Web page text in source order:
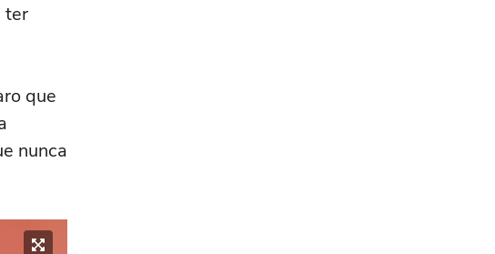
ter
que
nunca